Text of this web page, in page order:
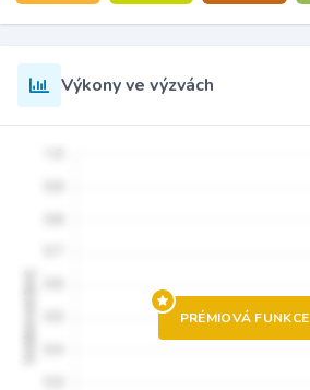
Výkony ve výzvách
PRÉMIOVÁ FUNKCE